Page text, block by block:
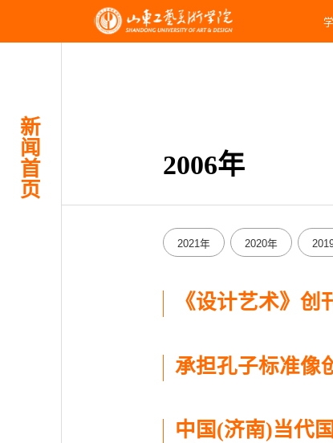
新
闻
首
页
2006年
2021年 2020年
《设计艺术》创
承担孔子标准像
中国(济南)当代